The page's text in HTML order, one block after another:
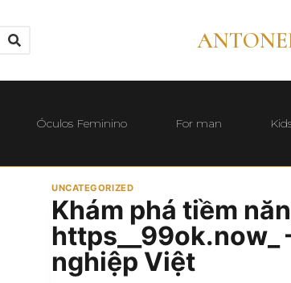
Óculos Feminino For man
UNCATEGORIZED
Khám phá tiềm
https__99ok.now_
nghiệp Việt